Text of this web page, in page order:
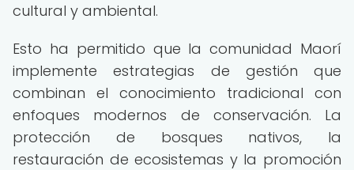
cultural y ambiental.
Esto ha permitido que la comunidad Maorí
implemente estrategias de gestión que
combinan el conocimiento tradicional con
enfoques modernos de conservación. La
protección de bosques nativos, la
restauración de ecosistemas y la promoción